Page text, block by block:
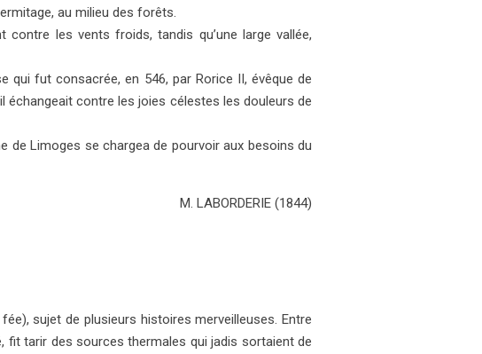
au milieu des forêts.
les vents froids, tandis qu’une large vallée,
qui fut consacrée, en 546, par Rorice II, évêque de
contre les joies célestes les douleurs de
Limoges se chargea de pourvoir aux besoins du
M. LABORDERIE (1844)
sujet de plusieurs histoires merveilleuses. Entre
fit tarir des sources thermales qui jadis sortaient de